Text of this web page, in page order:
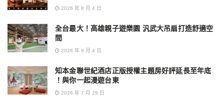
2026 年 8 月 4 日
全台最大！高雄親子遊樂園 汎武大吊扇打造舒適空
間
2026 年 8 月 4 日
知本金聯世紀酒店正版授權主題房好評延長至年底
！與你一起漫遊台東
2026 年 7 月 29 日